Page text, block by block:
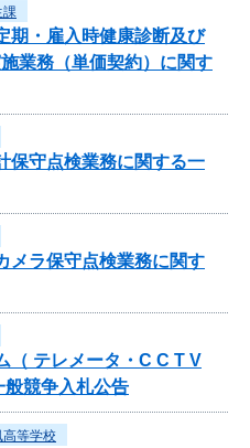
課
期・雇入時健康診断及び
業務（単価契約）に関す
保守点検業務に関する一
メラ保守点検業務に関す
（ テレメータ・C C T V
般競争入札公告
高等学校